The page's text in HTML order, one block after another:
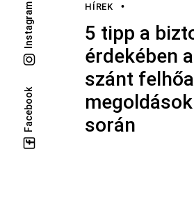
HÍREK
5 tipp a
érdekében
szánt
során
Facebook
Instagram